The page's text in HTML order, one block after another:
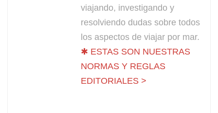
viajando, investigando y
resolviendo dudas sobre todos
los aspectos de viajar por mar.
✱ ESTAS SON NUESTRAS
NORMAS Y REGLAS
EDITORIALES >